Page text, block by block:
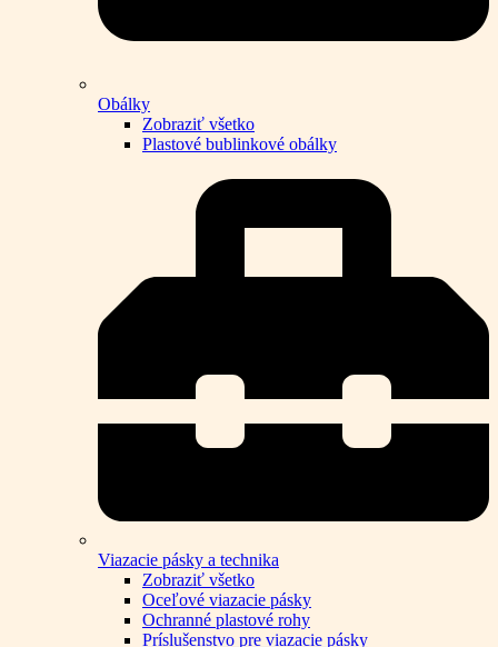
Obálky
Zobraziť všetko
Plastové bublinkové obálky
Viazacie pásky a technika
Zobraziť všetko
Oceľové viazacie pásky
Ochranné plastové rohy
Príslušenstvo pre viazacie pásky